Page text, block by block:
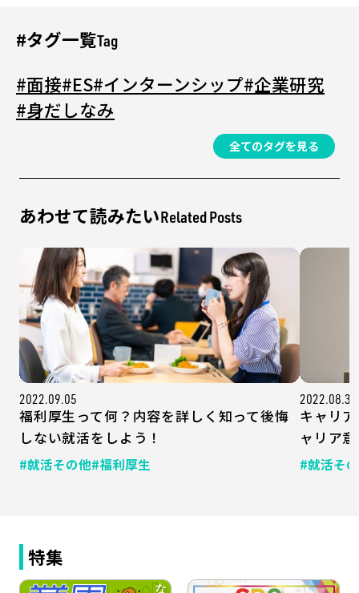
Tag
#タグ一覧
#面接#ES#インターンシップ#企業研究
#身だしなみ
全てのタグを見る
Related Posts
あわせて読みたい
2022.09.05
福利厚生って何？内容を詳しく知って後悔
しない就活をしよう！
#就活その他#福利厚生
2022.08.30
キャリ
ャリア
#就活そ
特集